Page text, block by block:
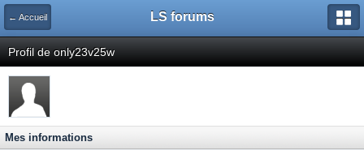
← Accueil LS forums
Profil de only23v25w
Mes informations